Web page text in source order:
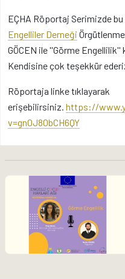
EÇHA Röportaj Serimizde
Engelliler Derneği
GÖCEN ile ''Görme
Kendisine çok teşekkür
Röportaja linke tıklayarak
erişebilirsiniz. https://
v=gn0J80bCH6QY